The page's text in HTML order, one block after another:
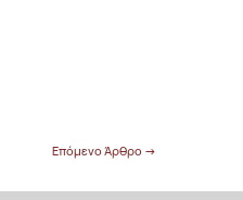
Επόμενο Άρθρο →